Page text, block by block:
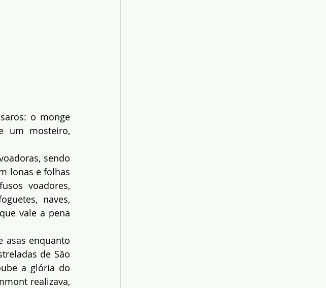
o monge
um mosteiro,
sendo
lonas e folhas
voadores,
naves,
vale a pena
asas enquanto
de São
a glória do
realizava,